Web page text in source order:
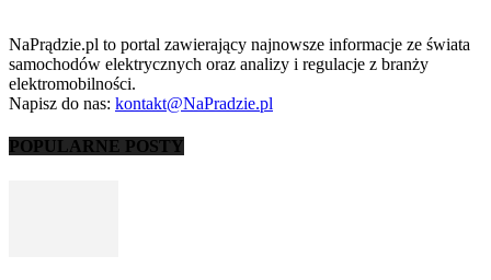
NaPrądzie.pl to portal zawierający najnowsze informacje ze świata
samochodów elektrycznych oraz analizy i regulacje z branży
elektromobilności.
Napisz do nas: kontakt@NaPradzie.pl
POPULARNE POSTY